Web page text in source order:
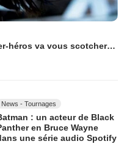
héros va vous scotcher…
News - Tournages
: un acteur de Black
en Bruce Wayne
une série audio Spotify